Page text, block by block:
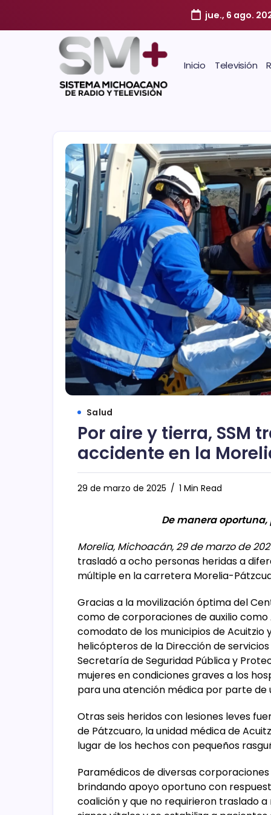
jue., 6 ago.
Inicio Televisión
Salud
Por aire y tierra, SSM
accidente en la
29 de marzo de 2025 1 Min Read
De manera
Morelia, Michoacán, 29 de marzo de
trasladó a ocho personas heridas a
múltiple en la carretera Morelia-
Gracias a la movilización óptima del
como de corporaciones de auxilio como
comodato de los municipios de Acuitzio
helicópteros de la Dirección de
Secretaría de Seguridad Pública y
mujeres en condiciones graves a los
para una atención médica por parte de
Otras seis heridos con lesiones leves
de Pátzcuaro, la unidad médica de
lugar de los hechos con pequeños
Paramédicos de diversas
brindando apoyo oportuno con
coalición y que no requirieron traslado